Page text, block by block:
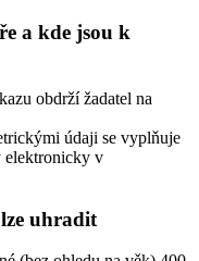
a kde jsou k
obdrží žadatel na
údaji se vyplňuje
elektronicky v
uhradit